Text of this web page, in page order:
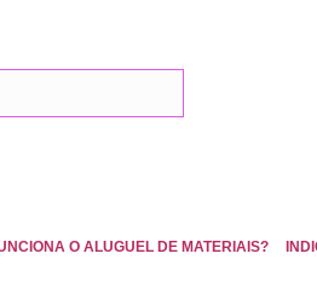
O ALUGUEL DE MATERIAIS?